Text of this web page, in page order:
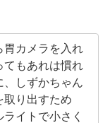
胃カメラを入れ
てもあれは慣れ
、しずかちゃん
取り出すため
イトで小さく